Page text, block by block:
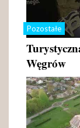
Pozostałe
Węgrów